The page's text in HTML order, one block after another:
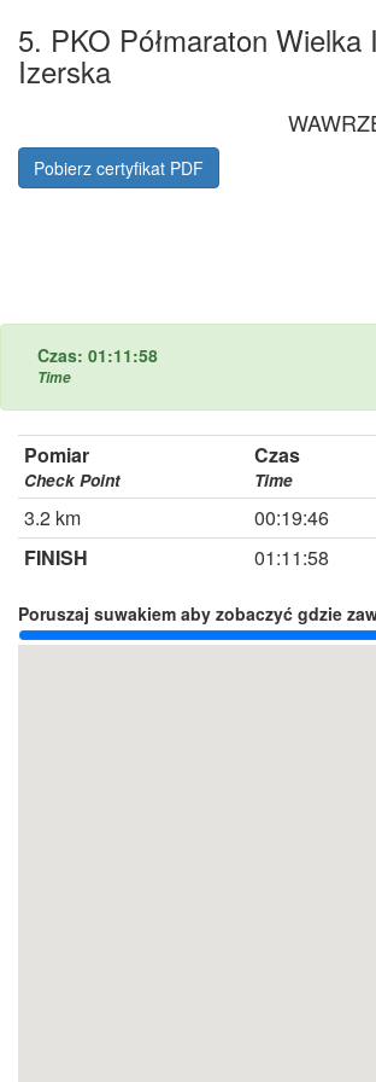
5. PKO Półmaraton
Izerska
Pobierz certyfikat PDF
Czas: 01:11:58
Time
Pomiar
Check Point
Czas
Time
3.2 km 00:19:46
FINISH
01:11:58
Poruszaj suwakiem aby zobaczyć gdzie